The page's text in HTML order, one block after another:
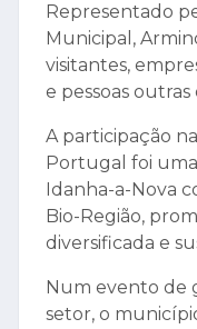
Representado
Municipal,
visitantes,
e pessoas
A participação
Portugal foi
Idanha-a-Nova
Bio-Região,
diversificada e
Num evento de
setor, o